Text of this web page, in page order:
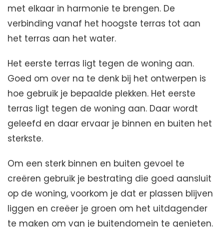
met elkaar in harmonie te brengen. De
verbinding vanaf het hoogste terras tot aan
het terras aan het water.
Het eerste terras ligt tegen de woning aan.
Goed om over na te denk bij het ontwerpen is
hoe gebruik je bepaalde plekken. Het eerste
terras ligt tegen de woning aan. Daar wordt
geleefd en daar ervaar je binnen en buiten het
sterkste.
Om een sterk binnen en buiten gevoel te
creëren gebruik je bestrating die goed aansluit
op de woning, voorkom je dat er plassen blijven
liggen en creëer je groen om het uitdagender
te maken om van je buitendomein te genieten.